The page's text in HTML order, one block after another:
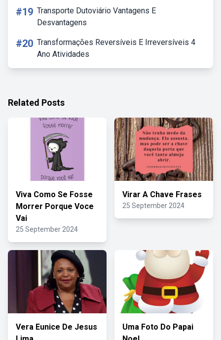
#19 Transporte Dutoviário Vantagens E
Desvantagens
#20 Transformações Reversíveis E Irreversíveis 4
Ano Atividades
Related Posts
Viva Como Se Fosse
Morrer Porque Voce
Vai
25 September 2024
Virar A Chave Frases
25 September 2024
Vera Eunice De Jesus
Uma Foto Do Papai